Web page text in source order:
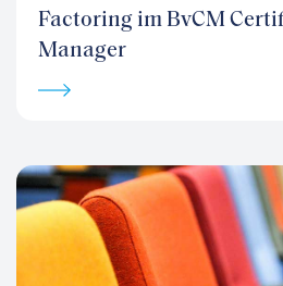
Factoring im BvCM
Manager